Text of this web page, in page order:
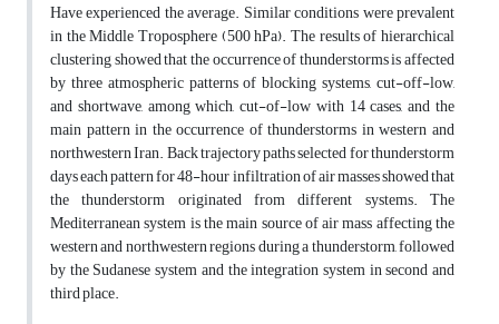
Have experienced the average. Similar conditions were prevalent
in the Middle Troposphere (500 hPa). The results of hierarchical
clustering showed that the occurrence of thunderstorms is affected
by three atmospheric patterns of blocking systems, cut-off-low,
and shortwave, among which, cut-of-low with 14 cases, and the
main pattern in the occurrence of thunderstorms in western and
northwestern Iran. Back trajectory paths selected for thunderstorm
days each pattern for 48-hour infiltration of air masses showed that
the thunderstorm originated from different systems. The
Mediterranean system is the main source of air mass affecting the
western and northwestern regions during a thunderstorm, followed
by the Sudanese system and the integration system in second and
third place.